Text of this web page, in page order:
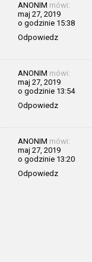
ANONIM mówi:
maj 27, 2019
o godzinie 15:38
Odpowiedz
ANONIM mówi:
maj 27, 2019
o godzinie 13:54
Odpowiedz
ANONIM mówi:
maj 27, 2019
o godzinie 13:20
Odpowiedz